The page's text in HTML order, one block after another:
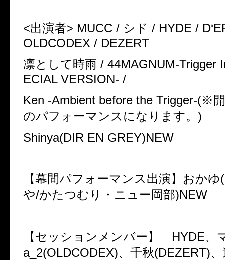
<出演者> MUCC / シド / HYDE / D‘
OLDCODEX / DEZERT
凛として時雨 / 44MAGNUM-Trigger
ECIAL VERSION- /
Ken -Ambient before the Trigger-(※
のパフォーマンスになります。 )
Shinya(DIR EN GREY)NEW
【幕間パフォーマンス出演】おかゆ(
や/かたつむり・ニュー岡部)NEW
【セッションメンバー】 HYDE、
a_2(OLDCODEX)、千秋(DEZERT)、